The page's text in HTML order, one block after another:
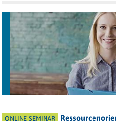
ONLINE-SEMINAR